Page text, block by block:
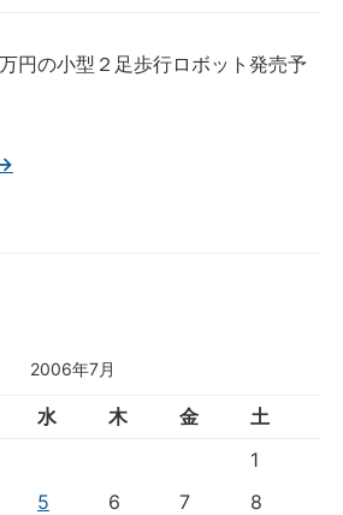
2006年7月
水 木 金
土
1
5 6 7
8
円の小型２足歩行ロボット発売予